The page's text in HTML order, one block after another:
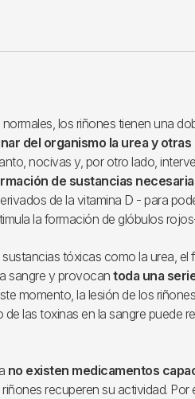
los riñones tienen una
del organismo la urea y
nocivas y, por otro lado,
de sustancias
de la vitamina D - para
la formación de glóbulos
tóxicas como la urea, el
sangre y provocan toda una
momento, la lesión de los
las toxinas en la sangre puede
no existen medicamentos
recuperen su actividad. Por